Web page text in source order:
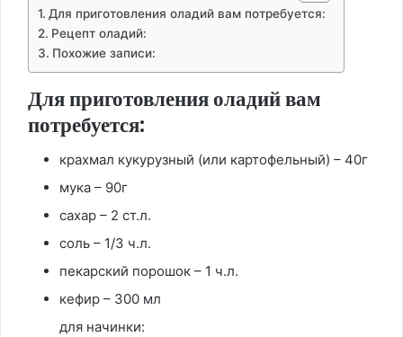
Для приготовления оладий вам потребуется:
Рецепт оладий:
Похожие записи:
Для приготовления оладий вам
потребуется:
крахмал кукурузный (или картофельный) – 40г
мука – 90г
сахар – 2 ст.л.
соль – 1/3 ч.л.
пекарский порошок – 1 ч.л.
кефир – 300 мл
для начинки: